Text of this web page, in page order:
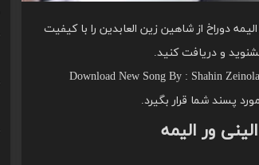
دوراخ از شاهین زین العابدین را با کیفیت
و دریافت کنید.
Download New Song By : Shahin
پسند شما قرار بگیرد.
ور الیمه